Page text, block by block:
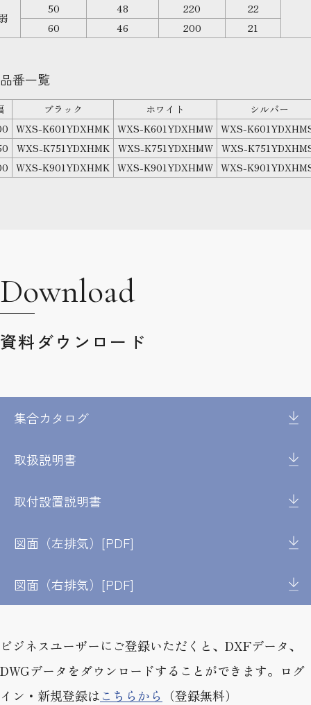
50 48 220
22
60
46 200 21
品番一覧
ブラック ホワイト
シルバー
WXS-K601YDXHMK WXS-K601YDXHMW WXS-
WXS-K751YDXHMK WXS-K751YDXHMW
WXS-
WXS-K901YDXHMK WXS-K901YDXHMW WXS-
Download
資料ダウンロード
集合カタログ
取扱説明書
取付設置説明書
図面（左排気）[PDF]
図面（右排気）[PDF]
ビジネスユーザーにご登録いただくと、DXFデータ、
DWGデータをダウンロードすることができます。ログ
イン・新規登録はこちらから （登録無料）